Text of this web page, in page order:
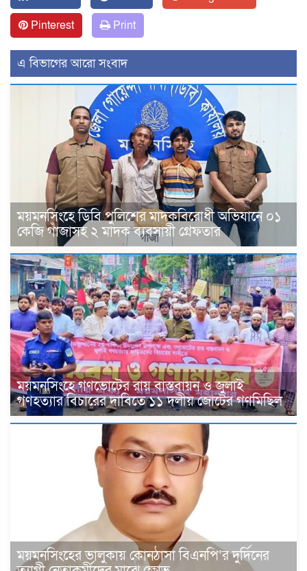
Pinterest
Print
এ বিভাগের আরো সংবাদ
ময়মনসিংহে ডিবি পুলিশের মাদকবিরোধী অভিযানে ০১
কেজি গাঁজাসহ ২ মাদক ব্যবসায়ী গ্রেফতার
ময়মনসিংহে গণভোটের রায় বাস্তবায়ন ও জুলাই
গণহত্যার বিচারের দাবিতে ১১ দলীয় জোটের গণমিছিল
ময়মনসিংহের ভালুকায় কোনঠাসা বিএনপি‘র দুর্দিনের